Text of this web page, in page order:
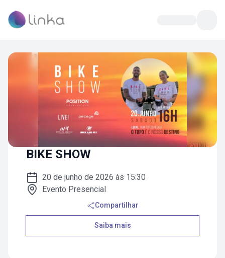
BIKE SHOW
20 de junho de 2026 às 15:30
Evento Presencial
Compartilhar
Saiba mais